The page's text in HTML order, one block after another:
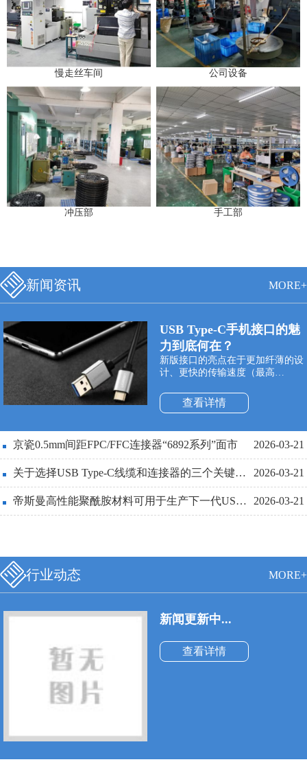
慢走丝车间 公司设备
冲压部 手工部
新闻资讯 MORE+
USB Type-C手机接口的魅
力到底何在？
新版接口的亮点在于更加纤薄的设
计、更快的传输速度（最高
（最高100W）。Type-C双面可插
接口最大的特点是支持USB接口双
不准”的世界性难题，正反面随便
插。同时与它配套使用的USB数据
线也必须更细和更轻便。
查看详情
京瓷0.5mm间距FPC/FFC连接器“6892系列”面市 2026-03-21
关于选择USB Type-C线缆和连接器的三个关键设计点详解 2026-03-21
帝斯曼高性能聚酰胺材料可用于生产下一代USBType-C连接器 2026-03-21
行业动态 MORE+
新闻更新中...
查看详情